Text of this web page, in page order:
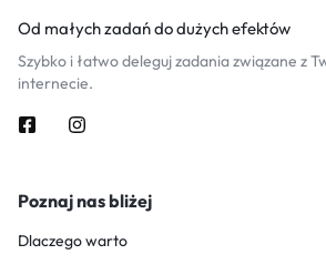
Od małych zadań do dużych efektów
Szybko i łatwo deleguj zadania związane z
internecie.
Poznaj nas bliżej
Dlaczego warto